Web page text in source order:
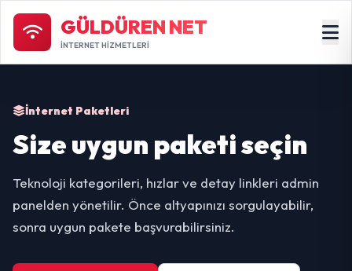
GÜLDÜREN NET
İNTERNET HİZMETLERİ
İnternet Paketleri
Size uygun paketi seçin
Teknoloji kategorileri, hızlar ve detay linkleri admin
panelden yönetilir. Önce altyapınızı sorgulayabilir,
sonra uygun pakete başvurabilirsiniz.